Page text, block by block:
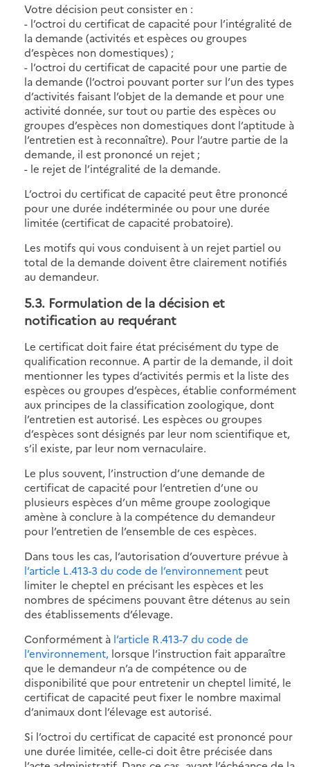
Votre décision peut consister en :
- l’octroi du certificat de capacité pour l’intégralité de
la demande (activités et espèces ou groupes
d’espèces non domestiques) ;
- l’octroi du certificat de capacité pour une partie de
la demande (l’octroi pouvant porter sur l’un des types
d’activités faisant l’objet de la demande et pour une
activité donnée, sur tout ou partie des espèces ou
groupes d’espèces non domestiques dont l’aptitude à
l’entretien est à reconnaître). Pour l’autre partie de la
demande, il est prononcé un rejet ;
- le rejet de l’intégralité de la demande.
L’octroi du certificat de capacité peut être prononcé
pour une durée indéterminée ou pour une durée
limitée (certificat de capacité probatoire).
Les motifs qui vous conduisent à un rejet partiel ou
total de la demande doivent être clairement notifiés
au demandeur.
5.3. Formulation de la décision et
notification au requérant
Le certificat doit faire état précisément du type de
qualification reconnue. A partir de la demande, il doit
mentionner les types d’activités permis et la liste des
espèces ou groupes d’espèces, établie conformément
aux principes de la classification zoologique, dont
l’entretien est autorisé. Les espèces ou groupes
d’espèces sont désignés par leur nom scientifique et,
s’il existe, par leur nom vernaculaire.
Le plus souvent, l’instruction d’une demande de
certificat de capacité pour l’entretien d’une ou
plusieurs espèces d’un même groupe zoologique
amène à conclure à la compétence du demandeur
pour l’entretien de l’ensemble de ces espèces.
Dans tous les cas, l’autorisation d’ouverture prévue à
l’article L.413-3 du code de l’environnement peut
limiter le cheptel en précisant les espèces et les
nombres de spécimens pouvant être détenus au sein
des établissements d’élevage.
Conformément à l’article R.413-7 du code de
l’environnement, lorsque l’instruction fait apparaître
que le demandeur n’a de compétence ou de
disponibilité que pour entretenir un cheptel limité, le
certificat de capacité peut fixer le nombre maximal
d’animaux dont l’élevage est autorisé.
Si l’octroi du certificat de capacité est prononcé pour
une durée limitée, celle-ci doit être précisée dans